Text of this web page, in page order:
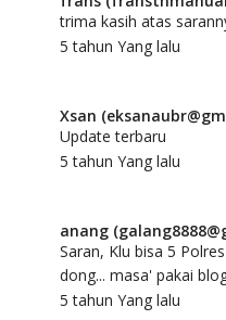
trima kasih atas
5 tahun Yang lalu
Xsan
Update terbaru
5 tahun Yang lalu
anang
Saran, Klu bisa 5
dong... masa' pakai
5 tahun Yang lalu